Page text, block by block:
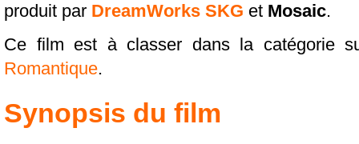
produit par DreamWorks SKG et Mosaic.
Ce film est à classer dans la catégorie
Romantique.
Synopsis du film